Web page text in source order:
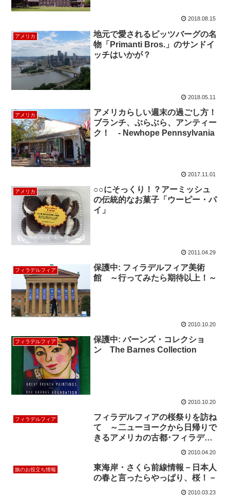
2018.08.15
アメリカ
地元で愛されるピッツバーグの名
物「Primanti Bros.」のサンドイ
ッチはいかが？
2018.05.11
アメリカ
アメリカらしい週末の過ごし方！
ブランチ、ぶらぶら、アンティー
ク！ - Newhope Pennsylvania
2017.11.01
アメリカ
○○にそっくり！？アーミッシュ
の伝統的なお菓子「ウーピー・パ
イ」
2011.04.29
フィラデルフィア
保護中: フィラデルフィア美術
館 ～行ってみたら期待以上！～
2010.10.20
フィラデルフィア
保護中: バーンズ・コレクショ
ン The Barnes Collection
2010.10.20
フィラデルフィア
フィラデルフィアの桜祭りを訪ね
て ～二ューヨークから日帰りで
きるアメリカの古都･フィラデル
2010.04.20
旅のお役立ち情報
東海岸・さくら前線情報－日本人
の春と言ったらやっぱり、桜！－
2010.03.23